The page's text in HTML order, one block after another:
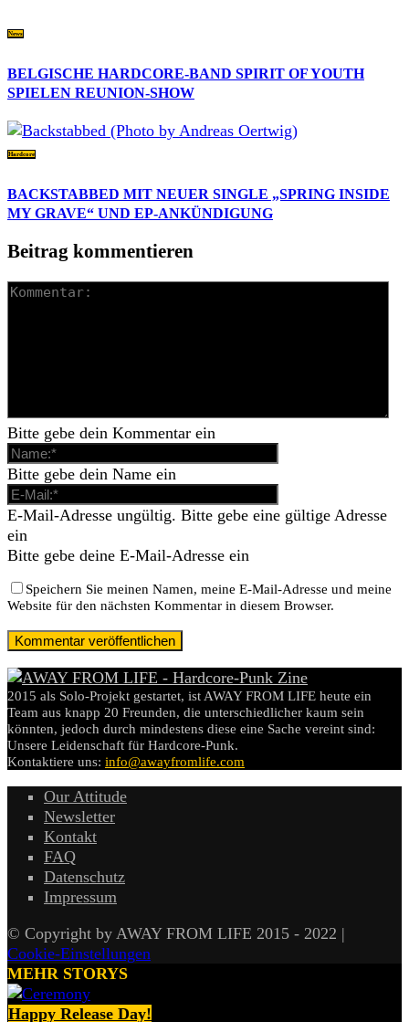
News
BELGISCHE HARDCORE-BAND SPIRIT OF YOUTH
SPIELEN REUNION-SHOW
Hardcore
BACKSTABBED MIT NEUER SINGLE „SPRING INSIDE
MY GRAVE“ UND EP-ANKÜNDIGUNG
Beitrag kommentieren
Bitte gebe dein Kommentar ein
Bitte gebe dein Name ein
E-Mail-Adresse ungültig. Bitte gebe eine gültige Adresse
ein
Bitte gebe deine E-Mail-Adresse ein
Speichern Sie meinen Namen, meine E-Mail-Adresse und meine
Website für den nächsten Kommentar in diesem Browser.
2015 als Solo-Projekt gestartet, ist AWAY FROM LIFE heute ein
Team aus knapp 20 Freunden, die unterschiedlicher kaum sein
könnten, jedoch durch mindestens diese eine Sache vereint sind:
Unsere Leidenschaft für Hardcore-Punk.
Kontaktiere uns: info@awayfromlife.com
Our Attitude
Newsletter
Kontakt
FAQ
Datenschutz
Impressum
© Copyright by AWAY FROM LIFE 2015 - 2022 |
Cookie-Einstellungen
MEHR STORYS
Happy Release Day!